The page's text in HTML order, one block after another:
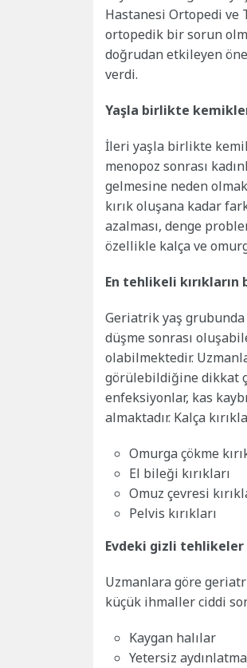
Hastanesi Ortopedi ve
ortopedik bir sorun
doğrudan etkileyen
verdi.
Yaşla birlikte
İleri yaşla birlikte
menopoz sonrası
gelmesine neden
kırık oluşana kadar
azalması, denge
özellikle kalça ve
En tehlikeli kırıkların
Geriatrik yaş grubunda
düşme sonrası
olabilmektedir.
görülebildiğine dikkat
enfeksiyonlar, kas
almaktadır. Kalça
Omurga çökme
El bileği kırıkları
Omuz çevresi
Pelvis kırıkları
Evdeki gizli tehlikeler
Uzmanlara göre
küçük ihmaller ciddi
Kaygan halılar
Yetersiz aydınlatma